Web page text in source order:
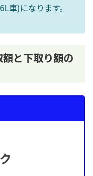
車)になります。
と下取り額の